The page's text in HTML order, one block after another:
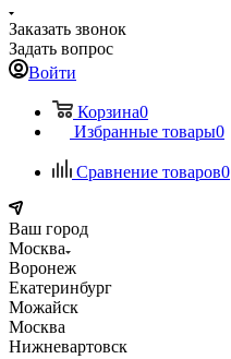
Заказать звонок
Задать вопрос
Войти
Корзина0
Избранные товары0
Сравнение товаров0
Ваш город
Москва
Воронеж
Екатеринбург
Можайск
Москва
Нижневартовск